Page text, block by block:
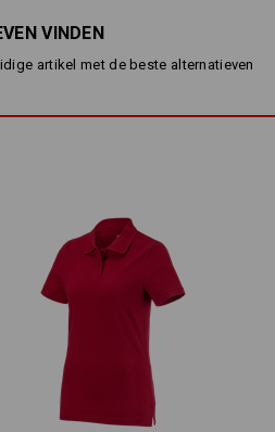
Let
VINDEN
artikel met de beste alternatieven